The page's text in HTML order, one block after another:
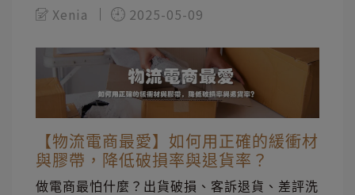
Xenia 2025-05-09
【物流電商最愛】如何用正確的緩衝材
與膠帶，降低破損率與退貨率？
做電商最怕什麼？出貨破損、客訴退貨、差評洗